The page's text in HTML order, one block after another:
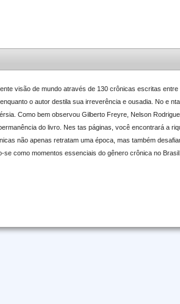
visão de mundo através de 130 crônicas escritas
o autor destila sua irreverência e ousadia. No e
Como bem observou Gilberto Freyre, Nelson
do livro. Nes tas páginas, você encontrará a
não apenas retratam uma época, mas também
se como momentos essenciais do gênero crônica no